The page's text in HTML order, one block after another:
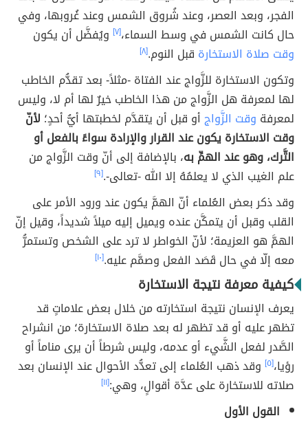
الفجر، وبعد العصر، وعند شُروق الشمس وعند غُروبها، وفي
حال كانت الشمس في وسط السماء،[٧]
ويُفضَّل أن يكون
وقت صلاة الاستخارة قبل النوم.[٨]
وتكون الاستخارة للزَّواج عند الفتاة -مثلاً- بعد تقدُّم الخاطب
لها لمعرفة هل الزَّواج من هذا الخاطب خيرٌ لها أم لا، وليس
لمعرفة وقت الزَّواجأو قبل أن يتقدَّم لخطبتها أيُّ أحدٍ؛ لأنّ
وقت الاستخارة يكون عند القرار والإرادة سواءً بالفعل أو
التَّرك، وهو عند الهمِّ به، بالإضافة إلى أنّ وقت الزَّواج من
علم الغيب الذي لا يعلمُهُ إلا الله -تعالى-.[٩]
وقد ذكر بعض العُلماء أنّ الهمَّ يكون عند ورود الأمر على
القلب وقبل أن يتمكَّن عنده ويميل إليه ميلاً شديداً، وقيل إنّ
الهمَّ هو العزيمة؛ لأنّ الخواطر لا ترد على الشخص وتستمرُّ
معه إلّا في حال قَصَد الفعل وصمَّم عليه.[١٠]
كيفية معرفة نتيجة الاستخارة
يعرف الإنسان نتيجة استخارته من خلال بعض علاماتٍ قد
تظهر عليه أو قد تظهر له بعد صلاة الاستخارة؛ من انشراح
الصَّدر لفعل الشَّيء أو عدمه، وليس شرطاً أن يرى مناماً أو
رؤيا،[٥]
وقد ذهب العُلماء إلى تعدُّد الأحوال عند الإنسان بعد
صلاته للاستخارة على عدَّة أقوالٍ، وهي:[١١]
القول الأول